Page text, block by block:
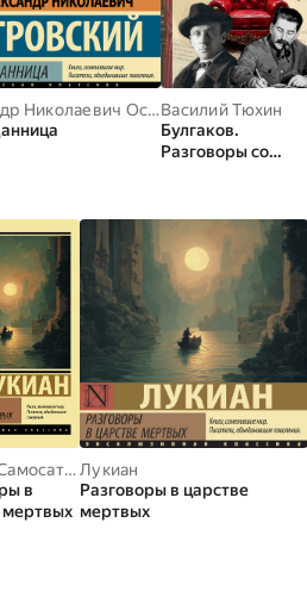
Александр Николаевич ОстровскийВасилий Тюхин
Булгаков.
Разговоры со
Лукиан Самосатский
в
мертвых
Лукиан
Разговоры в царстве
мертвых